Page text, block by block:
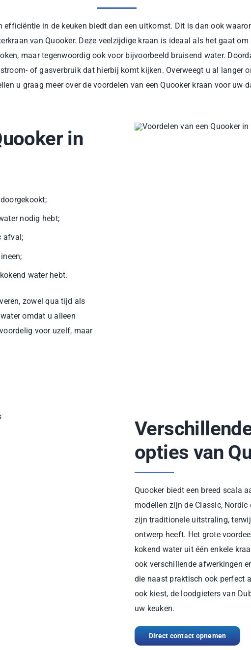
efficiëntie in de keuken biedt dan een uitkomst. Dit is dan ook
van Quooker. Deze veelzijdige kraan is ideaal als het gaat
maar tegenwoordig ook voor bijvoorbeeld bruisend water.
of gasverbruik dat hierbij komt kijken. Overweegt u al langer
u graag meer over de voordelen van een Quooker kraan voor uw
in
nodig hebt;
afval;
water hebt.
zowel qua tijd als
omdat u alleen
voor uzelf, maar
opties van
Quooker biedt een breed scala
modellen zijn de Classic,
zijn traditionele uitstraling,
ontwerp heeft. Het grote
kokend water uit één enkele
ook verschillende afwerkingen
die naast praktisch ook perfect
ook kiest, de loodgieters van
uw keuken.
Direct contact opnemen